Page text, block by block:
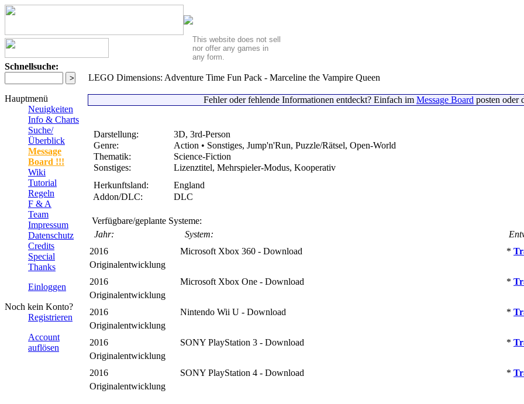
This website does not sell
nor offer any games in
any form.
Schnellsuche:
Hauptmenü
Neuigkeiten
Info & Charts
Suche/
Überblick
Message
Board !!!
Wiki
Tutorial
Regeln
F & A
Team
Impressum
Datenschutz
Credits
Special
Thanks
Einloggen
Noch kein Konto?
Registrieren
Account
auflösen
LEGO Dimensions: Adventure Time Fun Pack - Marceline the Vampire Queen
Fehler oder fehlende Informationen entdeckt? Einfach im Message Board posten oder
Darstellung:
3D, 3rd-Person
Genre:
Action • Sonstiges, Jump'n'Run, Puzzle/Rätsel, Open-World
Thematik:
Science-Fiction
Sonstiges:
Lizenztitel, Mehrspieler-Modus, Kooperativ
Herkunftsland:
England
Addon/DLC:
DLC
Verfügbare/geplante Systeme:
Jahr:
System:
2016
Microsoft Xbox 360 - Download *
Originalentwicklung
2016
Microsoft Xbox One - Download *
Originalentwicklung
2016
Nintendo Wii U - Download *
Originalentwicklung
2016
SONY PlayStation 3 - Download *
Originalentwicklung
2016
SONY PlayStation 4 - Download *
Originalentwicklung